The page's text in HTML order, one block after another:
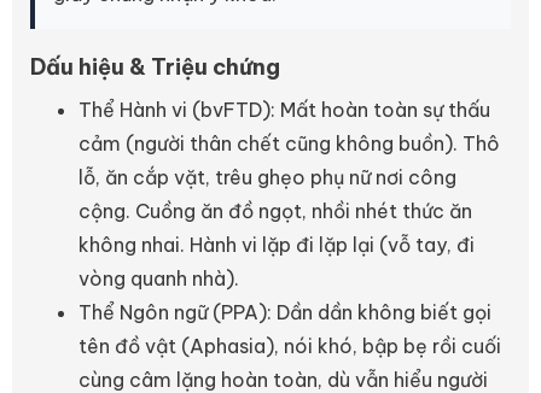
Dấu hiệu & Triệu chứng
Thể Hành vi (bvFTD): Mất hoàn toàn sự thấu
cảm (người thân chết cũng không buồn). Thô
lỗ, ăn cắp vặt, trêu ghẹo phụ nữ nơi công
cộng. Cuồng ăn đồ ngọt, nhồi nhét thức ăn
không nhai. Hành vi lặp đi lặp lại (vỗ tay, đi
vòng quanh nhà).
Thể Ngôn ngữ (PPA): Dần dần không biết gọi
tên đồ vật (Aphasia), nói khó, bập bẹ rồi cuối
cùng câm lặng hoàn toàn, dù vẫn hiểu người